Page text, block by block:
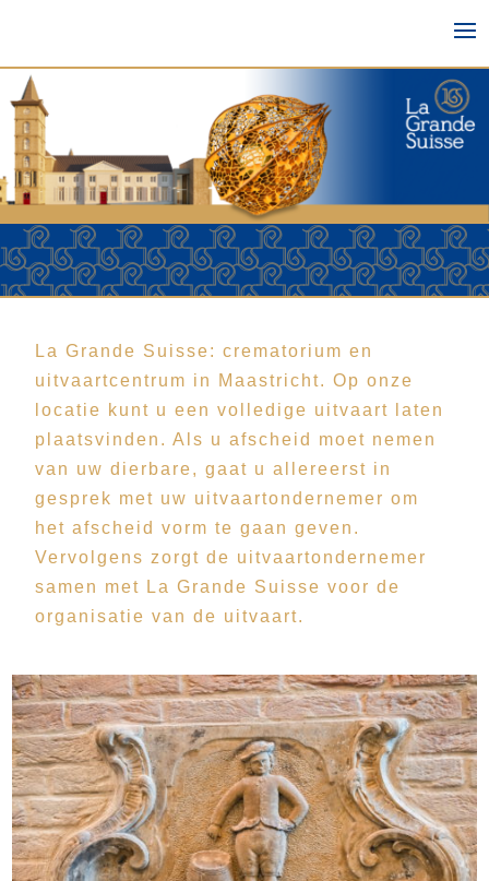
La Grande Suisse: crematorium en
uitvaartcentrum in Maastricht. Op onze
locatie kunt u een volledige uitvaart laten
plaatsvinden. Als u afscheid moet nemen
van uw dierbare, gaat u allereerst in
gesprek met uw uitvaartondernemer om
het afscheid vorm te gaan geven.
Vervolgens zorgt de uitvaartondernemer
samen met La Grande Suisse voor de
organisatie van de uitvaart.